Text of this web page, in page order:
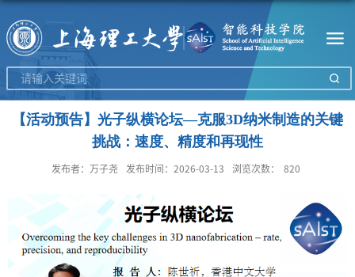
【活动预告】光子纵横论坛—克服3D纳米制造的关键
挑战：速度、精度和再现性
发布者：万子尧 发布时间：2026-03-13 浏览次数： 820